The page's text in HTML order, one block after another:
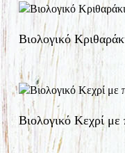
Βιολογικό
Βιολογικό Κεχρί